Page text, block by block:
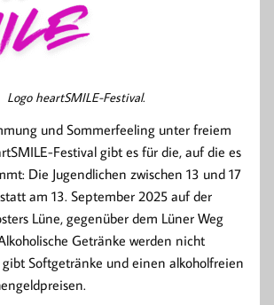
Logo heartSMILE-Festival.
und Sommerfeeling unter freiem
Festival gibt es für die, auf die es
Die Jugendlichen zwischen 13 und 17
am 13. September 2025 auf der
Lüne, gegenüber dem Lüner Weg
Getränke werden nicht
gibt Softgetränke und einen alkoholfreien